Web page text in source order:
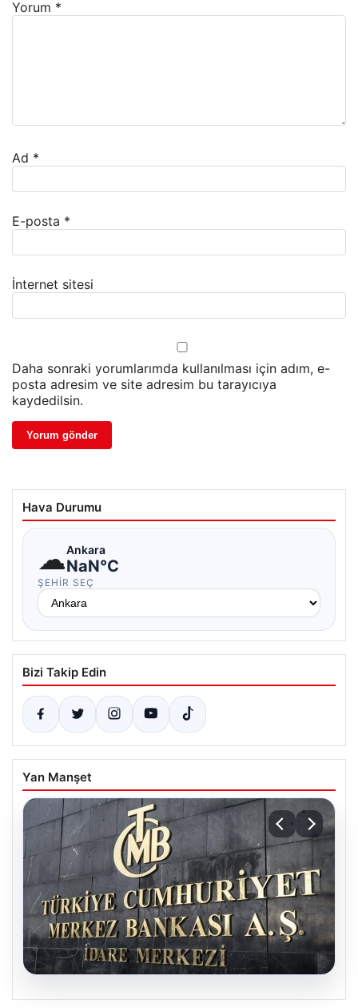
Yorum *
Ad *
E-posta *
İnternet sitesi
Daha sonraki yorumlarımda kullanılması için adım, e-
posta adresim ve site adresim bu tarayıcıya
kaydedilsin.
Hava Durumu
☁Ankara
NaN°C
ŞEHIR SEÇ
Bizi Takip Edin
Yan Manşet